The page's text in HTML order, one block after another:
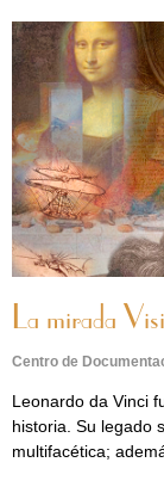
La mirada
Centro de
Leonardo da Vinci
historia. Su legado
multifacética;